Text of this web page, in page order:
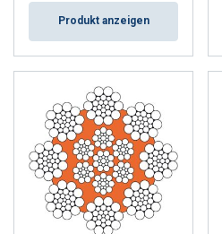
Produkt anzeigen